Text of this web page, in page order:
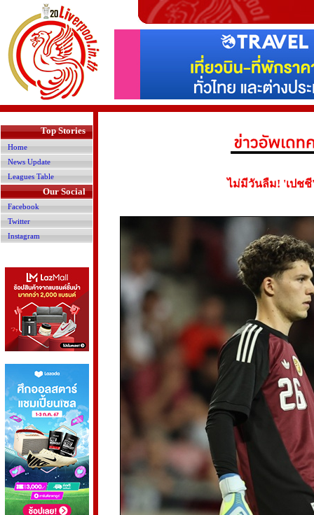
Top Stories
Home
News Update
Leagues Table
Our Social
Facebook
Twitter
Instagram
ไม่มีวันลืม! 'เปช